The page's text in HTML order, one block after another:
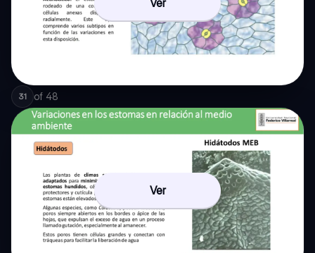
31 of 48
Ver